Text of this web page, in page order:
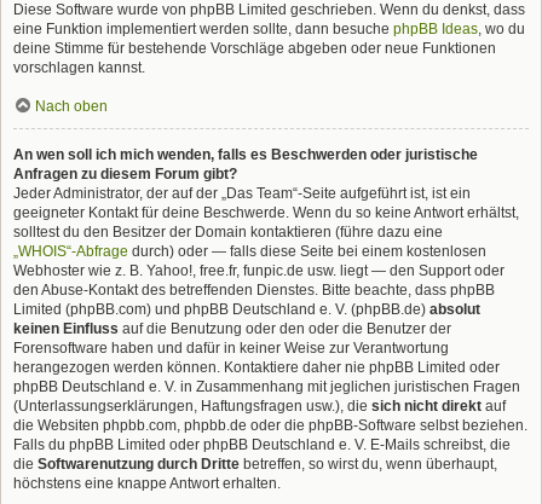
Diese Software wurde von phpBB Limited geschrieben. Wenn du denkst, dass
eine Funktion implementiert werden sollte, dann besuche phpBB Ideas, wo du
deine Stimme für bestehende Vorschläge abgeben oder neue Funktionen
vorschlagen kannst.
Nach oben
An wen soll ich mich wenden, falls es Beschwerden oder juristische
Anfragen zu diesem Forum gibt?
Jeder Administrator, der auf der „Das Team“-Seite aufgeführt ist, ist ein
geeigneter Kontakt für deine Beschwerde. Wenn du so keine Antwort erhältst,
solltest du den Besitzer der Domain kontaktieren (führe dazu eine
„WHOIS“-Abfrage durch) oder — falls diese Seite bei einem kostenlosen
Webhoster wie z. B. Yahoo!, free.fr, funpic.de usw. liegt — den Support oder
den Abuse-Kontakt des betreffenden Dienstes. Bitte beachte, dass phpBB
Limited (phpBB.com) und phpBB Deutschland e. V. (phpBB.de) absolut
keinen Einfluss auf die Benutzung oder den oder die Benutzer der
Forensoftware haben und dafür in keiner Weise zur Verantwortung
herangezogen werden können. Kontaktiere daher nie phpBB Limited oder
phpBB Deutschland e. V. in Zusammenhang mit jeglichen juristischen Fragen
(Unterlassungserklärungen, Haftungsfragen usw.), die sich nicht direkt auf
die Websiten phpbb.com, phpbb.de oder die phpBB-Software selbst beziehen.
Falls du phpBB Limited oder phpBB Deutschland e. V. E-Mails schreibst, die
die Softwarenutzung durch Dritte betreffen, so wirst du, wenn überhaupt,
höchstens eine knappe Antwort erhalten.